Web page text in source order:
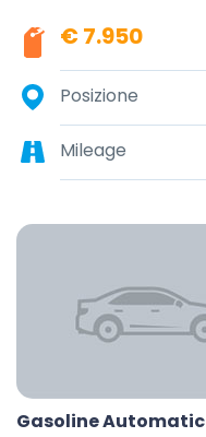
€ 7.950
Posizione
Mileage
Gasoline Automatic